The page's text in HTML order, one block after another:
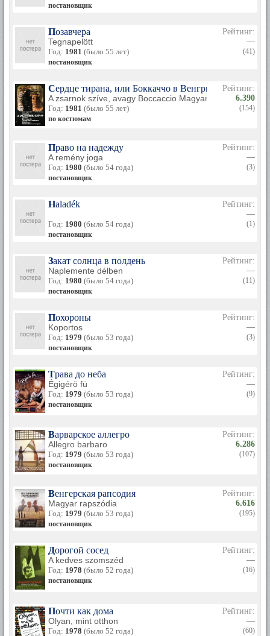
постановщик
Позавчера
Tegnapelött
Год: 1981 (было 55 лет)
постановщик
Рейтинг:
—
(41)
Сердце тирана, или Боккаччо в Венгрии
A zsarnok szíve, avagy Boccaccio Magyarországon
Год: 1981 (было 55 лет)
по костюмам
Рейтинг:
6.390
(154)
Право на надежду
A remény joga
Год: 1980 (было 54 года)
постановщик
Рейтинг:
—
(3)
Haladék
Год: 1980 (было 54 года)
постановщик
Рейтинг:
—
(1)
Закат солнца в полдень
Naplemente délben
Год: 1980 (было 54 года)
постановщик
Рейтинг:
—
(11)
Похороны
Koportos
Год: 1979 (было 53 года)
постановщик
Рейтинг:
—
(3)
Трава до неба
Égigérö fü
Год: 1979 (было 53 года)
постановщик
Рейтинг:
—
(9)
Варварское аллегро
Allegro barbaro
Год: 1979 (было 53 года)
постановщик
Рейтинг:
6.286
(107)
Венгерская рапсодия
Magyar rapszódia
Год: 1979 (было 53 года)
постановщик
Рейтинг:
6.616
(195)
Дорогой сосед
A kedves szomszéd
Год: 1978 (было 52 года)
постановщик
Рейтинг:
—
(16)
Почти как дома
Olyan, mint otthon
Год: 1978 (было 52 года)
Рейтинг:
—
(60)